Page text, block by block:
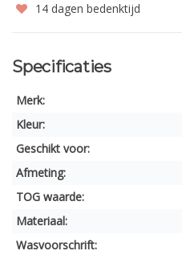
14 dagen bedenktijd
Specificaties
Merk:
Kleur:
Geschikt voor:
Afmeting:
TOG waarde:
Materiaal:
Wasvoorschrift: